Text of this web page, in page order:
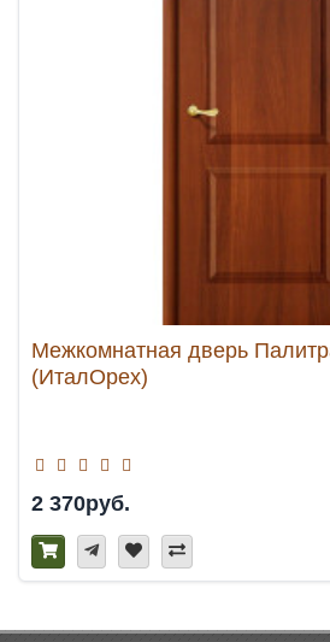
Межкомнатная дверь
(ИталОрех)
2 370руб.